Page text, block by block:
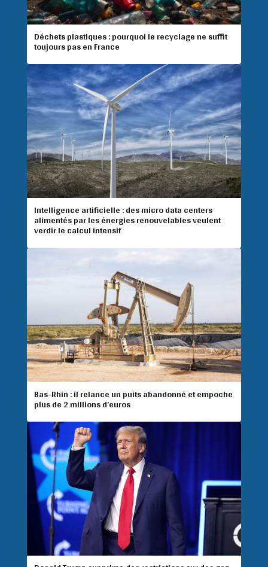
Déchets plastiques : pourquoi le recyclage ne suffit
toujours pas en France
Intelligence artificielle : des micro data centers
alimentés par les énergies renouvelables veulent
verdir le calcul intensif
Bas-Rhin : il relance un puits abandonné et empoche
plus de 2 millions d’euros